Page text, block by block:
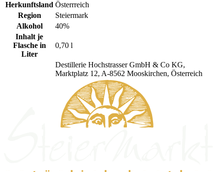
Herkunftsland Österrreich
Region
Steiermark
Alkohol
40%
Inhalt je
Flasche in
Liter
0,70 l
Destillerie Hochstrasser GmbH & Co KG,
Marktplatz 12, A-8562 Mooskirchen, Österreich